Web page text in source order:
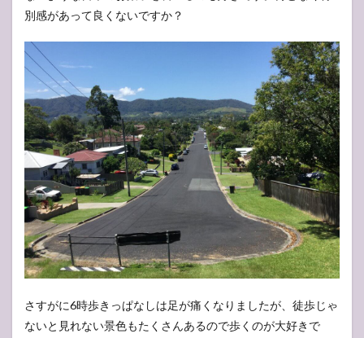
別感があって良くないですか？
さすがに6時歩きっぱなしは足が痛くなりましたが、徒歩じゃ
ないと見れない景色もたくさんあるので歩くのが大好きで